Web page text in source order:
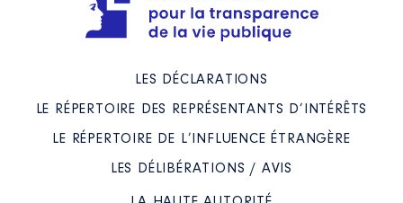
LES DÉCLARATIONS
LE RÉPERTOIRE DES REPRÉSENTANTS D’INTÉRÊTS
LE RÉPERTOIRE DE L’INFLUENCE ÉTRANGÈRE
LES DÉLIBÉRATIONS / AVIS